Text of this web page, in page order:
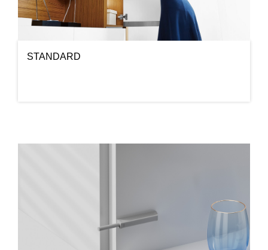
STANDARD